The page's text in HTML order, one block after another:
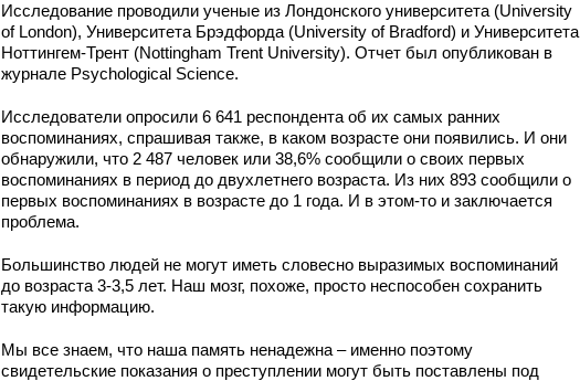
Исследование проводили ученые из Лондонского университета (University
of London), Университета Брэдфорда (University of Bradford) и Университета
Ноттингем-Трент (Nottingham Trent University). Отчет был опубликован в
журнале Psychological Science.
Исследователи опросили 6 641 респондента об их самых ранних
воспоминаниях, спрашивая также, в каком возрасте они появились. И они
обнаружили, что 2 487 человек или 38,6% сообщили о своих первых
воспоминаниях в период до двухлетнего возраста. Из них 893 сообщили о
первых воспоминаниях в возрасте до 1 года. И в этом-то и заключается
проблема.
Большинство людей не могут иметь словесно выразимых воспоминаний
до возраста 3-3,5 лет. Наш мозг, похоже, просто неспособен сохранить
такую информацию.
Мы все знаем, что наша память ненадежна – именно поэтому
свидетельские показания о преступлении могут быть поставлены под